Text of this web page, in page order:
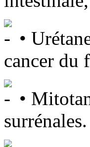
•
cancer du
•
surrénales.